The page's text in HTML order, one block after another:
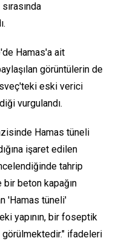
Hamas'a ait
görüntülerin de
İsveç'teki eski verici
vurgulandı.
Hamas tüneli
işaret edilen
tahrip
beton kapağın
'Hamas tüneli'
yapının, bir foseptik
görülmektedir." ifadeleri